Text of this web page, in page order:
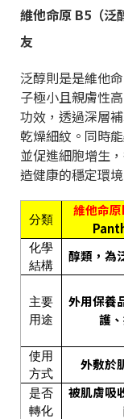
維他命原 B5（
友
泛醇則是是維他
子極小且親膚性
功效，透過深層
乾燥細紋。同時
並促進細胞增生
造健康的穩定環境
分類
維他命
化學
結構
醇類，為
主要
用途
外用保養
護、
使用
方式
外敷於
是否
轉化
被肌膚吸